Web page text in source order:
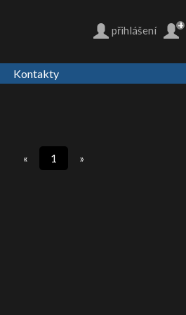
+
přihlášení
Kontakty
« 1 »